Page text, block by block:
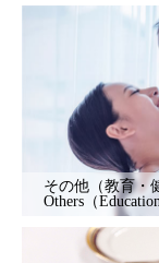
その他（教育・
Others（